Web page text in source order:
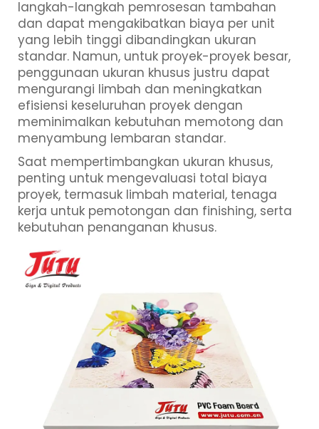
langkah-langkah pemrosesan tambahan
dan dapat mengakibatkan biaya per unit
yang lebih tinggi dibandingkan ukuran
standar. Namun, untuk proyek-proyek besar,
penggunaan ukuran khusus justru dapat
mengurangi limbah dan meningkatkan
efisiensi keseluruhan proyek dengan
meminimalkan kebutuhan memotong dan
menyambung lembaran standar.
Saat mempertimbangkan ukuran khusus,
penting untuk mengevaluasi total biaya
proyek, termasuk limbah material, tenaga
kerja untuk pemotongan dan finishing, serta
kebutuhan penanganan khusus.